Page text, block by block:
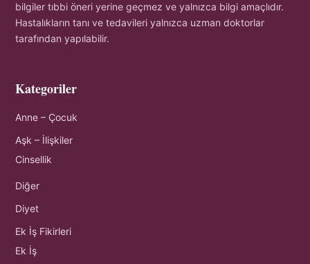
bilgiler tıbbi öneri yerine geçmez ve yalnızca bilgi amaçlıdır.
Hastalıkların tanı ve tedavileri yalnızca uzman doktorlar
tarafından yapılabilir.
Kategoriler
Anne – Çocuk
Aşk – İlişkiler
Cinsellik
Diğer
Diyet
Ek İş Fikirleri
Ek İş